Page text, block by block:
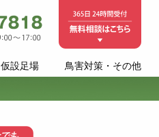
仮設足場 鳥害対策・その他